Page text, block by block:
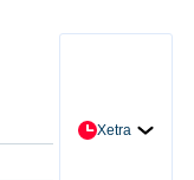
Xetra- / -